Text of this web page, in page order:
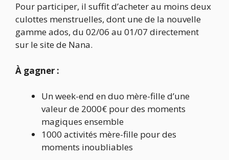
Pour participer, il suffit d’acheter au moins deux
culottes menstruelles, dont une de la nouvelle
gamme ados, du 02/06 au 01/07 directement
sur le site de Nana.
À gagner :
Un week-end en duo mère-fille d’une
valeur de 2000€ pour des moments
magiques ensemble
1000 activités mère-fille pour des
moments inoubliables